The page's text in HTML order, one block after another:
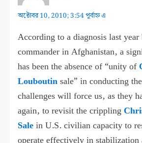
অক্টোবর 10, 2010; 3:54 পূর্বাহ্ন এ
According to a diagnosis last
commander in Afghanistan, a
has been the absence of “unity of
Louboutinsale” in conducting
challenges will force us, as they
again, to revisit the crippling
Salein U.S. civilian capacity to